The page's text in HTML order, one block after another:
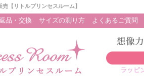
【リトルプリンセスルーム】
品・交換 サイズの測り方 よくあるご質問